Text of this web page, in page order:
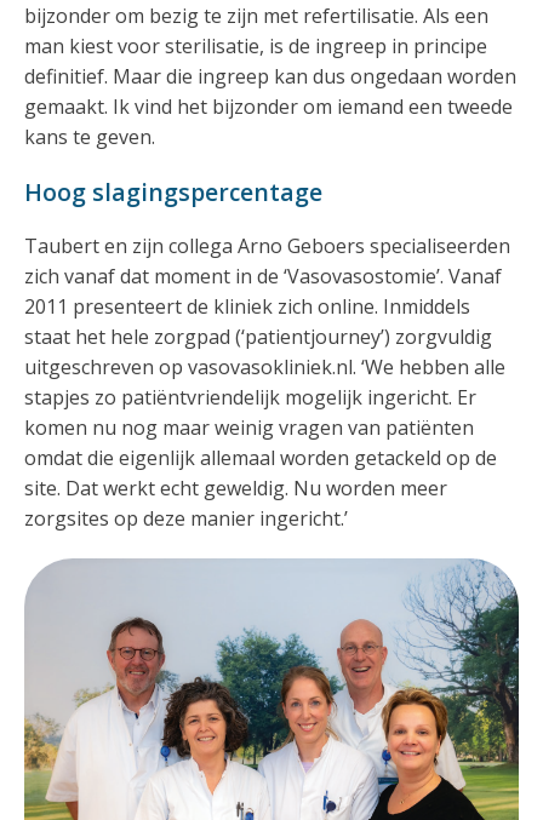
bijzonder om bezig te zijn met refertilisatie. Als een
man kiest voor sterilisatie, is de ingreep in principe
definitief. Maar die ingreep kan dus ongedaan worden
gemaakt. Ik vind het bijzonder om iemand een tweede
kans te geven.
Hoog slagingspercentage
Taubert en zijn collega Arno Geboers specialiseerden
zich vanaf dat moment in de ‘Vasovasostomie’. Vanaf
2011 presenteert de kliniek zich online. Inmiddels
staat het hele zorgpad (‘patientjourney’) zorgvuldig
uitgeschreven op vasovasokliniek.nl. ‘We hebben alle
stapjes zo patiëntvriendelijk mogelijk ingericht. Er
komen nu nog maar weinig vragen van patiënten
omdat die eigenlijk allemaal worden getackeld op de
site. Dat werkt echt geweldig. Nu worden meer
zorgsites op deze manier ingericht.’